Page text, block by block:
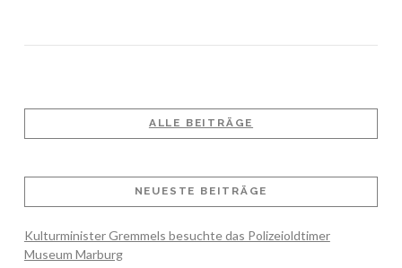
VIEW POST
ALLE BEITRÄGE
NEUESTE BEITRÄGE
Kulturminister Gremmels besuchte das Polizeioldtimer
Museum Marburg